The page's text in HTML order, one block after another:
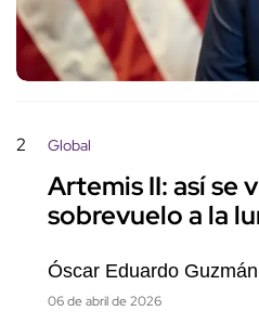
2 Global
Artemis II: así se
sobrevuelo a la
Óscar Eduardo Guzmán
06 de abril de 2026